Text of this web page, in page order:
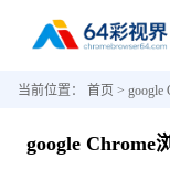
当前位置： 首页 > google